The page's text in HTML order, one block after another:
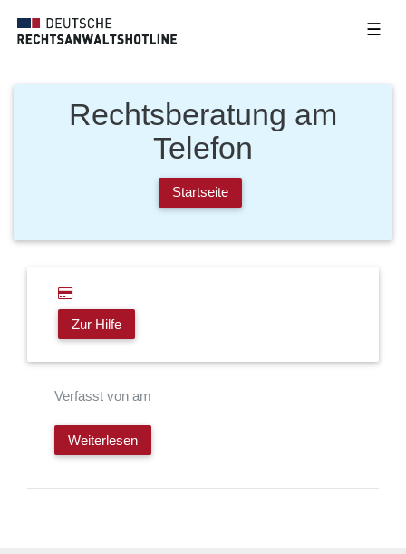
☰
Rechtsberatung am
Telefon
Startseite
Zur Hilfe
Verfasst von am
Weiterlesen